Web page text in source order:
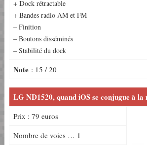
+ Dock rétractable
+ Bandes radio AM et FM
– Finition
– Boutons disséminés
– Stabilité du dock
Note: 15 / 20
LG ND1520, quand iOS se conjugue à la
Prix : 79 euros
Nombre de voies … 1